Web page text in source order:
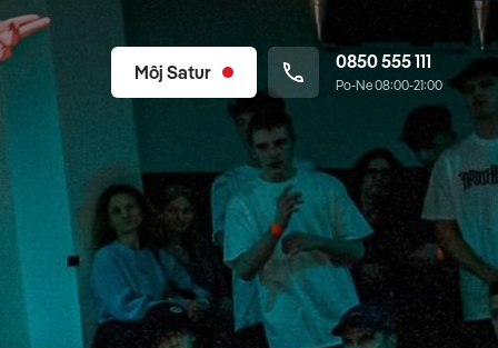
Môj Satur 0850 555 111
Po-Ne 08:00-21:00